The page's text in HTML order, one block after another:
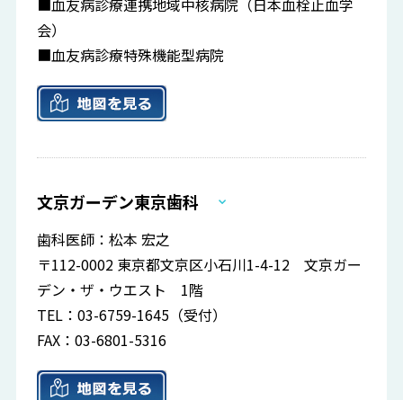
■血友病診療連携地域中核病院（日本血栓止血学
会）
■血友病診療特殊機能型病院
文京ガーデン東京歯科
歯科医師：松本 宏之
〒112-0002 東京都文京区小石川1-4-12 文京ガー
デン・ザ・ウエスト 1階
TEL：03-6759-1645（受付）
FAX：03-6801-5316